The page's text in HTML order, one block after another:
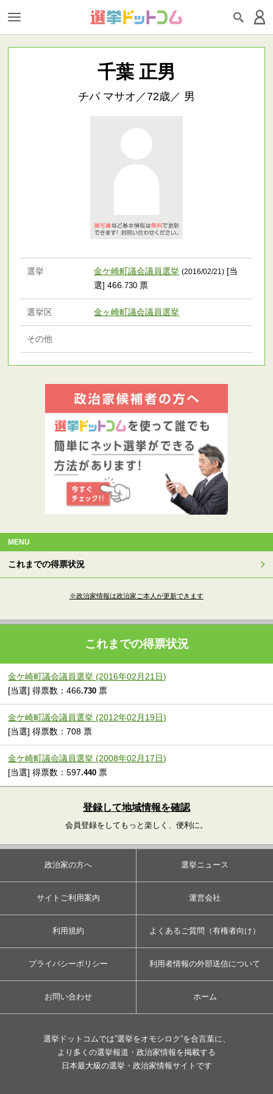
千葉 正男
チバ マサオ／72歳／ 男
選挙 金ケ崎町議会議員選挙 (2016/02/21) [当
選] 466.730 票
選挙区 金ヶ崎町議会議員選挙
その他
MENU
これまでの得票状況
※政治家情報は政治家ご本人が更新できます
これまでの得票状況
金ケ崎町議会議員選挙 (2016年02月21日)
[当選] 得票数：466.730 票
金ケ崎町議会議員選挙 (2012年02月19日)
[当選] 得票数：708 票
金ケ崎町議会議員選挙 (2008年02月17日)
[当選] 得票数：597.440 票
登録して地域情報を確認
会員登録をしてもっと楽しく、便利に。
政治家の方へ 選挙ニュース
サイトご利用案内 運営会社
利用規約 よくあるご質問（有権者向け）
プライバシーポリシー 利用者情報の外部送信について
お問い合わせ ホーム
選挙ドットコムでは”選挙をオモシロク”を合言葉に、
より多くの選挙報道・政治家情報を掲載する
日本最大級の選挙・政治家情報サイトです